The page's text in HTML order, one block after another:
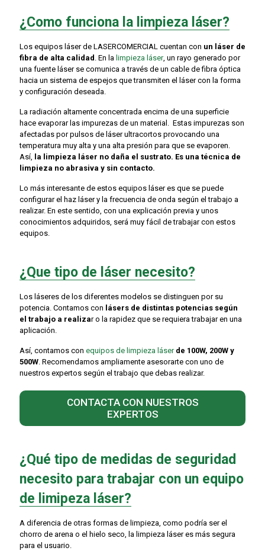
¿Como funciona la limpieza láser?
Los equipos láser de LASERCOMERCIAL cuentan con un láser de
fibra de alta calidad . En la limpieza láser, un rayo generado por
una fuente láser se comunica a través de un cable de fibra óptica
hacia un sistema de espejos que transmiten el láser con la forma
y configuración deseada.
La radiación altamente concentrada encima de una superficie
hace evaporar las impurezas de un material. Estas impurezas son
afectadas por pulsos de láser ultracortos provocando una
temperatura muy alta y una alta presión para que se evaporen.
Así, la limpieza láser no daña el sustrato. Es una técnica de
limpieza no abrasiva y sin contacto.
Lo más interesante de estos equipos láser es que se puede
configurar el haz láser y la frecuencia de onda según el trabajo a
realizar. En este sentido, con una explicación previa y unos
conocimientos adquiridos, será muy fácil de trabajar con estos
equipos.
¿Que tipo de láser necesito?
Los láseres de los diferentes modelos se distinguen por su
potencia. Contamos con lásers de distintas potencias según
el trabajo a realizar o la rapidez que se requiera trabajar en una
aplicación.
Así, contamos con equipos de limpieza láserde 100W, 200W y
500W. Recomendamos ampliamente asesorarte con uno de
nuestros expertos según el trabajo que debas realizar.
CONTACTA CON NUESTROS
EXPERTOS
¿Qué tipo de medidas de seguridad
necesito para trabajar con un equipo
de limipeza láser?
A diferencia de otras formas de limpieza, como podría ser el
chorro de arena o el hielo seco, la limpieza láser es más segura
para el usuario.